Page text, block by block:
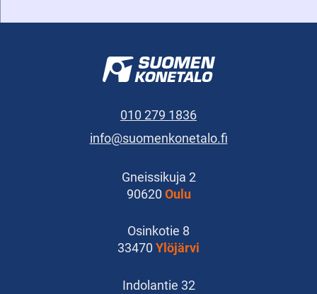
010 279 1836
info@suomenkonetalo.fi
Gneissikuja 2
90620 Oulu
Osinkotie 8
33470 Ylöjärvi
Indolantie 32